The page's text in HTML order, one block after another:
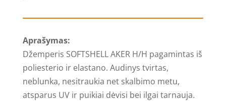
Aprašymas:
Džemperis SOFTSHELL AKER H/H pagamintas iš
poliesterio ir elastano. Audinys tvirtas,
neblunka, nesitraukia net skalbimo metu,
atsparus UV ir puikiai dėvisi bei ilgai tarnauja.